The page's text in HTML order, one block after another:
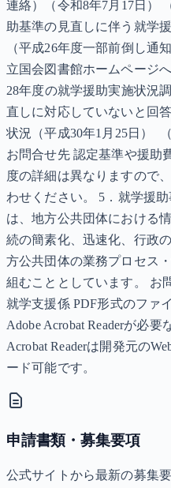
連絡）（令和8年7月17日）
助基準の見直しに伴う就学
（平成26年度一部前倒し通
立国会図書館ホームページ
28年度の就学援助実施状況
直しに対応していないと回
状況（平成30年1月25日）
お問合せ先 認定基準や援助
度の詳細は異なりますので
わせください。 5．就学援
は、地方公共団体における
続の簡素化、迅速化、行政
方公共団体の業務プロセス
組むこととしています。 お
就学支援係 PDF形式のファ
Adobe Acrobat Readerが必
Acrobat Readerは開発元の
ード可能です。
申請書類・募集要項
公式サイトから最新の募集